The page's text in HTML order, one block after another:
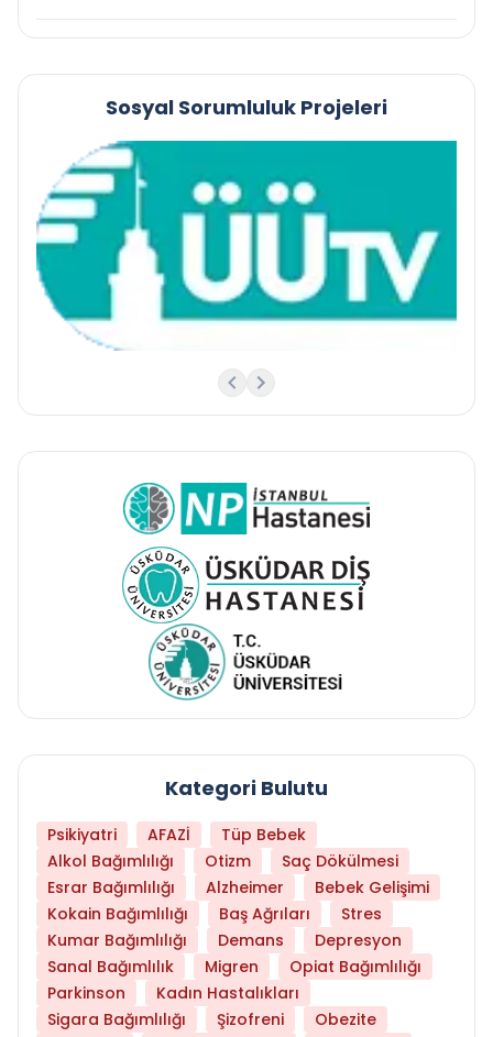
Sosyal Sorumluluk Projeleri
Kategori Bulutu
Psikiyatri AFAZİ
Tüp Bebek
Alkol Bağımlılığı
Otizm
Saç Dökülmesi
Esrar Bağımlılığı
Alzheimer
Bebek Gelişimi
Kokain Bağımlılığı
Baş Ağrıları
Stres
Kumar Bağımlılığı
Demans
Depresyon
Sanal Bağımlılık
Migren
Opiat Bağımlılığı
Parkinson
Kadın Hastalıkları
Sigara Bağımlılığı
Şizofreni
Obezite